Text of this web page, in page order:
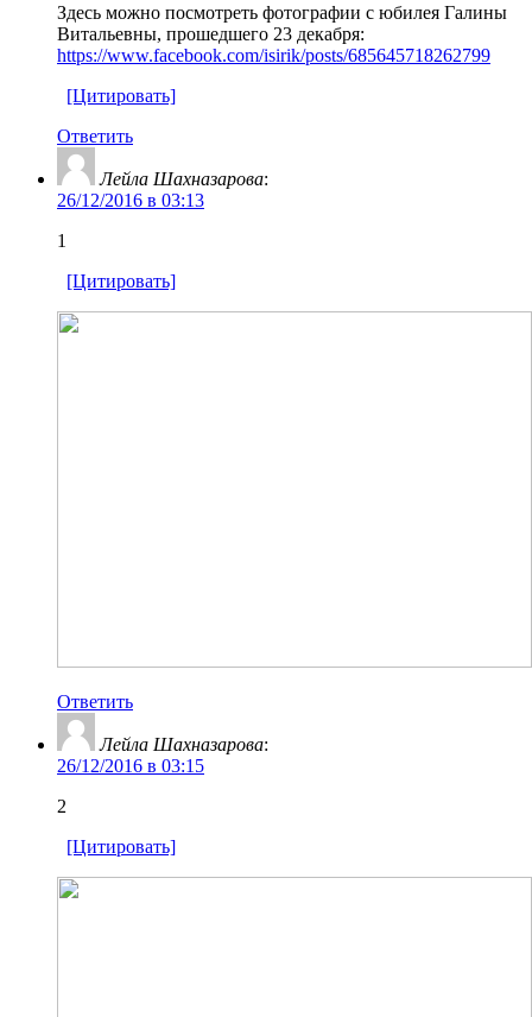
Здесь можно посмотреть фотографии с юбилея Галины
Витальевны, прошедшего 23 декабря:
https://www.facebook.com/isirik/posts/685645718262799
[Цитировать]
Ответить
Лейла Шахназарова:
26/12/2016 в 03:13
1
[Цитировать]
Ответить
Лейла Шахназарова:
26/12/2016 в 03:15
2
[Цитировать]